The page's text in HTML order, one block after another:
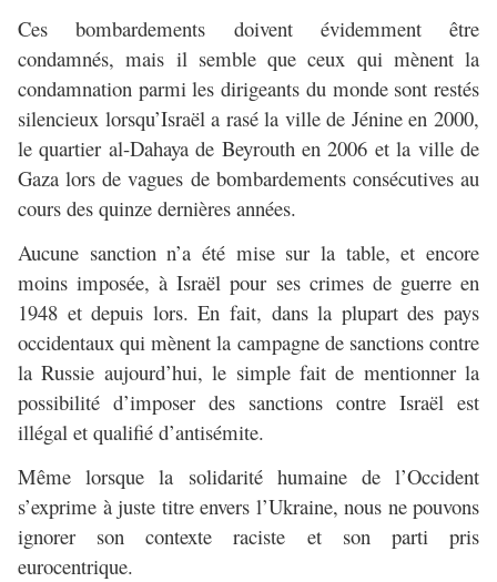
Ces bombardements doivent évidemment être
condamnés, mais il semble que ceux qui mènent la
condamnation parmi les dirigeants du monde sont restés
silencieux lorsqu’Israël a rasé la ville de Jénine en 2000,
le quartier al-Dahaya de Beyrouth en 2006 et la ville de
Gaza lors de vagues de bombardements consécutives au
cours des quinze dernières années.
Aucune sanction n’a été mise sur la table, et encore
moins imposée, à Israël pour ses crimes de guerre en
1948 et depuis lors. En fait, dans la plupart des pays
occidentaux qui mènent la campagne de sanctions contre
la Russie aujourd’hui, le simple fait de mentionner la
possibilité d’imposer des sanctions contre Israël est
illégal et qualifié d’antisémite.
Même lorsque la solidarité humaine de l’Occident
s’exprime à juste titre envers l’Ukraine, nous ne pouvons
ignorer son contexte raciste et son parti pris
eurocentrique.